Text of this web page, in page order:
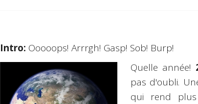
Intro: Ooooops! Arrrgh! Gasp! Sob! Burp!
Quelle année!
pas d'oubli.
qui rend